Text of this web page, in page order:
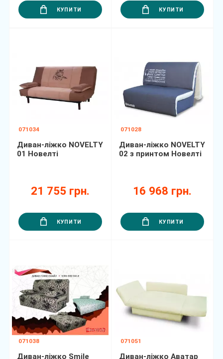
КУПИТИ КУПИТИ
071034
Диван-ліжко NOVELTY
01 Новелті
21 755 грн.
КУПИТИ
071028
Диван-ліжко NOVELTY
02 з принтом Новелті
16 968 грн.
КУПИТИ
071038
Диван-ліжко Smile
071051
Диван-ліжко Аватар